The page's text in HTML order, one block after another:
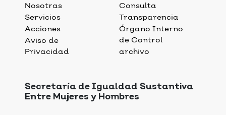
Nosotras
Servicios
Acciones
Aviso de
Privacidad
Consulta
Transparencia
Órgano Interno
de Control
archivo
Secretaría de Igualdad Sustantiva
Entre Mujeres y Hombres